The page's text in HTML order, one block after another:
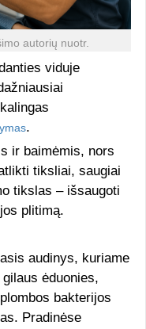
autorių nuotr.
viduje
.
ir baimėmis, nors
tiksliai, saugiai
tikslas – išsaugoti
plitimą.
audinys, kuriame
ėduonies,
bakterijos
Pradinėse